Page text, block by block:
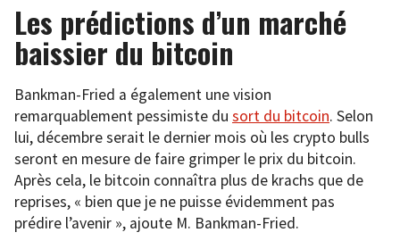
Les prédictions d’un marché
baissier du bitcoin
Bankman-Fried a également une vision
remarquablement pessimiste du sort du bitcoin. Selon
lui, décembre serait le dernier mois où les crypto bulls
seront en mesure de faire grimper le prix du bitcoin.
Après cela, le bitcoin connaîtra plus de krachs que de
reprises, « bien que je ne puisse évidemment pas
prédire l’avenir », ajoute M. Bankman-Fried.